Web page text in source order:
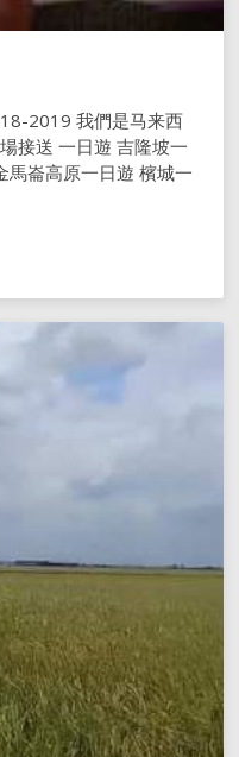
2019 我們是马来西
接送 一日遊 吉隆坡一
馬崙高原一日遊 檳城一